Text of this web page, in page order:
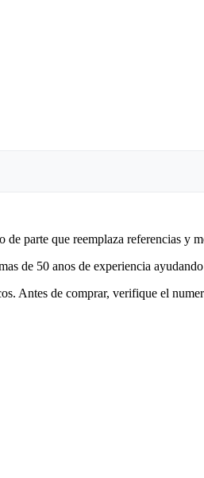
parte que reemplaza referencias y
de 50 anos de experiencia
Antes de comprar, verifique el